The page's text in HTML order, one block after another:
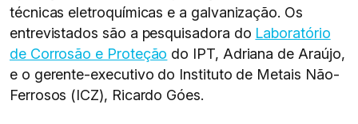
técnicas eletroquímicas e a galvanização. Os
entrevistados são a pesquisadora do Laboratório
de Corrosão e Proteção do IPT, Adriana de Araújo,
e o gerente-executivo do Instituto de Metais Não-
Ferrosos (ICZ), Ricardo Góes.